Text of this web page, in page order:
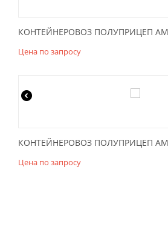
КОНТЕЙНЕРОВОЗ ПОЛУПРИЦЕП
Цена по запросу
КОНТЕЙНЕРОВОЗ ПОЛУПРИЦЕП
Цена по запросу